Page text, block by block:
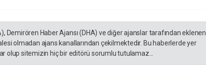
Demirören Haber Ajansı (DHA) ve diğer ajanslar tarafından eklenen
olmadan ajans kanallarından çekilmektedir. Bu haberlerde yer
olup sitemizin hiç bir editörü sorumlu tutulamaz...